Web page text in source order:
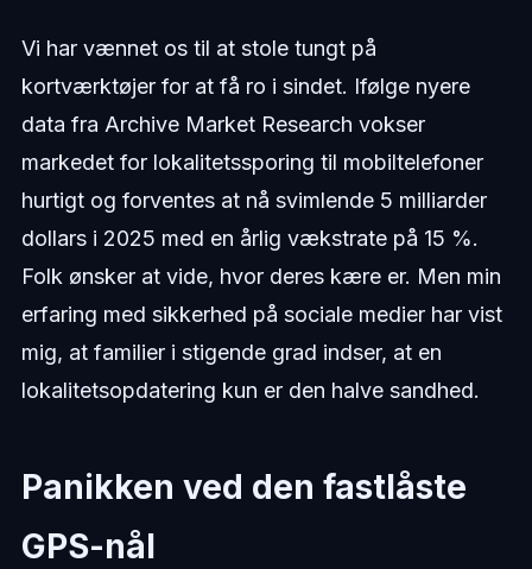
Vi har vænnet os til at stole tungt på
kortværktøjer for at få ro i sindet. Ifølge nyere
data fra Archive Market Research vokser
markedet for lokalitetssporing til mobiltelefoner
hurtigt og forventes at nå svimlende 5 milliarder
dollars i 2025 med en årlig vækstrate på 15 %.
Folk ønsker at vide, hvor deres kære er. Men min
erfaring med sikkerhed på sociale medier har vist
mig, at familier i stigende grad indser, at en
lokalitetsopdatering kun er den halve sandhed.
Panikken ved den fastlåste
GPS-nål